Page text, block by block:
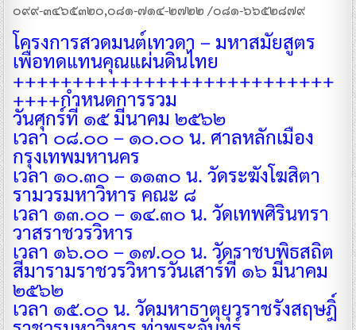
๐๙๙-๓๔๖๕๓๒๐,๐๘๑-๗๑๔-๒๗๒๒ /๐๘๑-๖๖๕๒๘๗๙
โครงการสวดมนต์เทวดา – มหาสมัยสูตร
เพื่อทดแทนคุณแผ่นดินไทย
+++++++++++++++++++++++++++
++++กำหนดการรวม
วันศุกร์ที่ ๑๕ มีนาคม ๒๕๖๒
เวลา ๐๘.๐๐ – ๑๐.๐๐ น. ศาลหลักเมือง
กรุงเทพมหานคร
เวลา ๑๐.๓๐ – ๑๑๓๐ น. วัดระฆังโฆสิตา
รามวรมหาวิหาร คณะ ๘
เวลา ๑๓.๐๐ – ๑๔.๓๐ น. วัดเทพศิรินทรา
วาสราชวรวิหาร
เวลา ๑๖.๐๐ – ๑๗.๐๐ น. วัดราชบพิธสถิต
สีมารามราชวรวิหารวันเสาร์ที่ ๑๖ มีนาคม
๒๕๖๒
เวลา ๑๕.๐๐ น. วัดมหาธาตุยุวราชรังสฤษฎิ์